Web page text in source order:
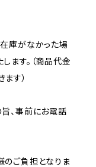
庫がなかった場
ます。（商品代金
す）
、事前にお電話
のご負担となりま